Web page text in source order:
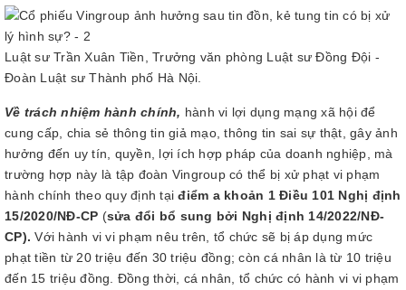
Luật sư Trần Xuân Tiền, Trưởng văn phòng Luật sư Đồng Đội -
Đoàn Luật sư Thành phố Hà Nội.
Về trách nhiệm hành chính, hành vi lợi dụng mạng xã hội để
cung cấp, chia sẻ thông tin giả mạo, thông tin sai sự thật, gây ảnh
hưởng đến uy tín, quyền, lợi ích hợp pháp của doanh nghiệp, mà
trường hợp này là tập đoàn Vingroup có thể bị xử phạt vi phạm
hành chính theo quy định tạiđiểm a khoản 1 Điều 101 Nghị định
15/2020/NĐ-CP (sửa đổi bổ sung bởi Nghị định 14/2022/NĐ-
CP). Với hành vi vi phạm nêu trên, tổ chức sẽ bị áp dụng mức
phạt tiền từ 20 triệu đến 30 triệu đồng; còn cá nhân là từ 10 triệu
đến 15 triệu đồng. Đồng thời, cá nhân, tổ chức có hành vi vi phạm